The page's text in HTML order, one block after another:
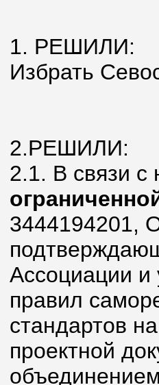
1. РЕШИЛИ:
Избрать
2.РЕШИЛИ:
2.1. В связи
3444194201,
Ассоциации и
правил
стандартов
проектной